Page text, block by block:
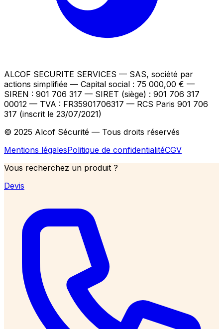
ALCOF SECURITE SERVICES — SAS, société par
actions simplifiée — Capital social : 75 000,00 € —
SIREN : 901 706 317 — SIRET (siège) : 901 706 317
00012 — TVA : FR35901706317 — RCS Paris 901 706
317 (inscrit le 23/07/2021)
© 2025 Alcof Sécurité — Tous droits réservés
Mentions légalesPolitique de confidentialitéCGV
Vous recherchez un produit ?
Devis